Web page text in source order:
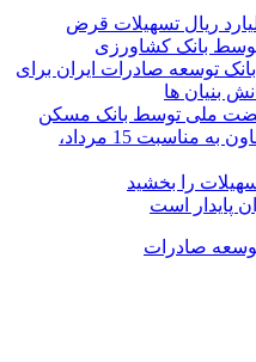
بر 32 هزار میلیارد ریال تسهیلات قرض
توسط بانک کشاورزی
بانک توسعه صادرات ایران برای
بنیان ها
پیام مدیرعامل بانک توسعه تعاون به مناسبت 15 مرداد،
را بخشید
پایدار است